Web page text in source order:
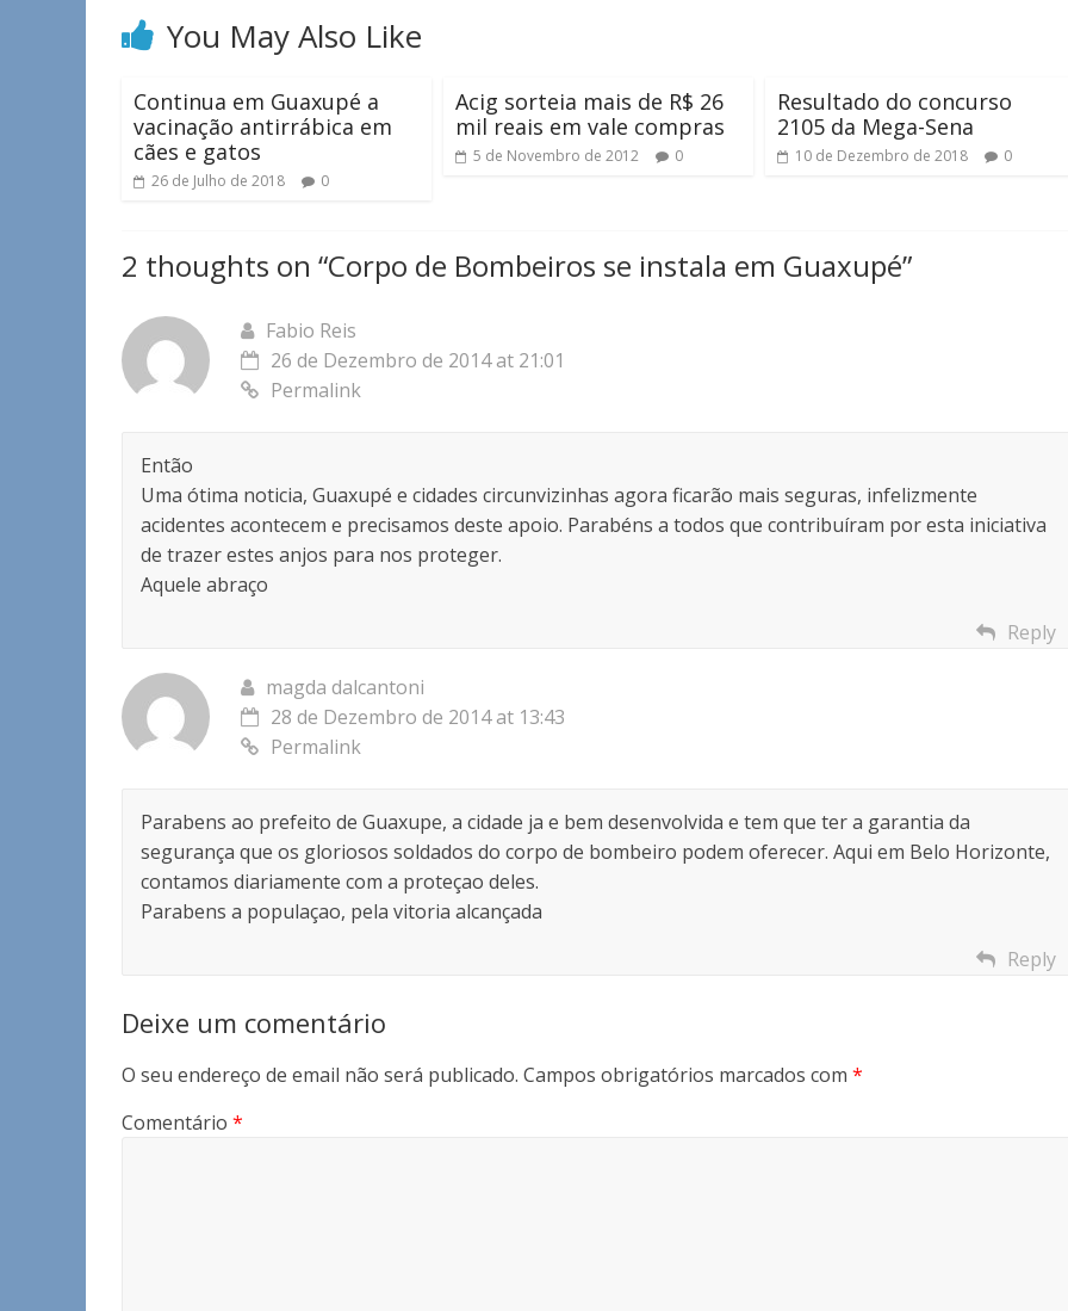
You May Also Like
Continua em Guaxupé a
vacinação antirrábica em
cães e gatos
26 de Julho de 2018 0
Acig sorteia mais de R$ 26
mil reais em vale compras
5 de Novembro de 2012 0
Resultado do concurso
2105 da Mega-Sena
10 de Dezembro de 2018 0
2 thoughts on “Corpo de Bombeiros se instala em Guaxupé”
Fabio Reis
26 de Dezembro de 2014 at 21:01
Permalink
Então
Uma ótima noticia, Guaxupé e cidades circunvizinhas agora ficarão mais seguras, infelizmente
acidentes acontecem e precisamos deste apoio. Parabéns a todos que contribuíram por esta iniciativa
de trazer estes anjos para nos proteger.
Aquele abraço
Reply
magda dalcantoni
28 de Dezembro de 2014 at 13:43
Permalink
Parabens ao prefeito de Guaxupe, a cidade ja e bem desenvolvida e tem que ter a garantia da
segurança que os gloriosos soldados do corpo de bombeiro podem oferecer. Aqui em Belo Horizonte,
contamos diariamente com a proteçao deles.
Parabens a populaçao, pela vitoria alcançada
Reply
Deixe um comentário
O seu endereço de email não será publicado. Campos obrigatórios marcados com *
Comentário *